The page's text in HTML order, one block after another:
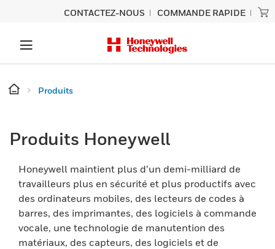
CONTACTEZ-NOUS COMMANDE RAPIDE
Produits
Produits Honeywell
Honeywell maintient plus d’un demi-milliard de
travailleurs plus en sécurité et plus productifs avec
des ordinateurs mobiles, des lecteurs de codes à
barres, des imprimantes, des logiciels à commande
vocale, une technologie de manutention des
matériaux, des capteurs, des logiciels et de